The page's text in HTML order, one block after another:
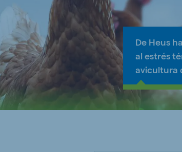
De Heus
al estrés
avicultura
Russia (Koudijs)
Russian